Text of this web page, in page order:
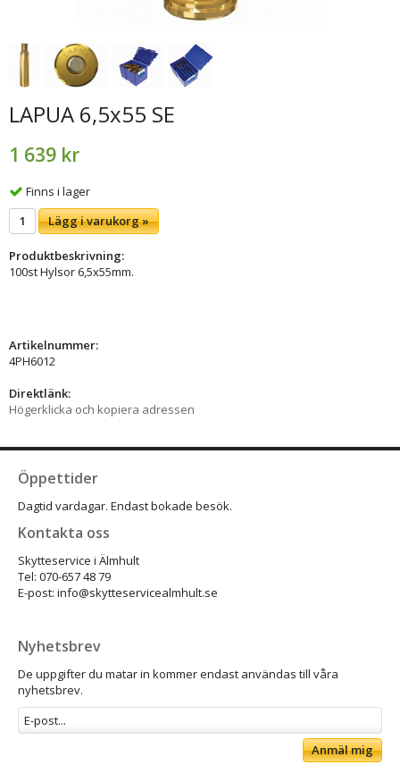
LAPUA 6,5x55 SE
1 639 kr
Finns i lager
Lägg i varukorg »
Produktbeskrivning:
100st Hylsor 6,5x55mm.
Artikelnummer:
4PH6012
Direktlänk:
Högerklicka och kopiera adressen
Öppettider
Dagtid vardagar. Endast bokade besök.
Kontakta oss
Skytteservice i Älmhult
Tel: 070-657 48 79
E-post: info@skytteservicealmhult.se
Nyhetsbrev
De uppgifter du matar in kommer endast användas till våra
nyhetsbrev.
Anmäl mig